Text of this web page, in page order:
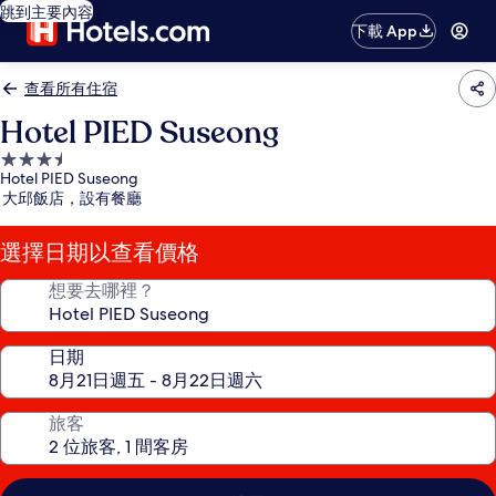
跳到主要內容
下載 App
查看所有住宿
Hotel PIED Suseong
3.5
星
級
住
宿
Hotel PIED Suseong
大邱飯店，設有餐廳
選擇日期以查看價格
想要去哪裡？
日期
旅客